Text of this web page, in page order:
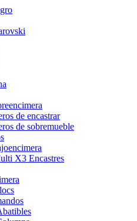
de encastrar
de sobremueble
X3 Encastres